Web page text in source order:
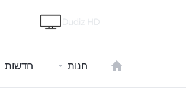
חנות חדשות